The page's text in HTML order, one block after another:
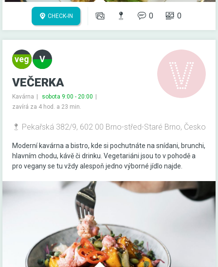
CHECK-IN 0 0
VEČERKA
Kavárna
sobota 9:00 - 20:00
zavírá za 4 hod. a 23 min.
Pekařská 382/9, 602 00 Brno-střed-Staré Brno, Česko
Moderní kavárna a bistro, kde si pochutnáte na snídani, brunchi,
hlavním chodu, kávě či drinku. Vegetariáni jsou to v pohodě a
pro vegany se tu vždy alespoň jedno výborné jídlo najde.